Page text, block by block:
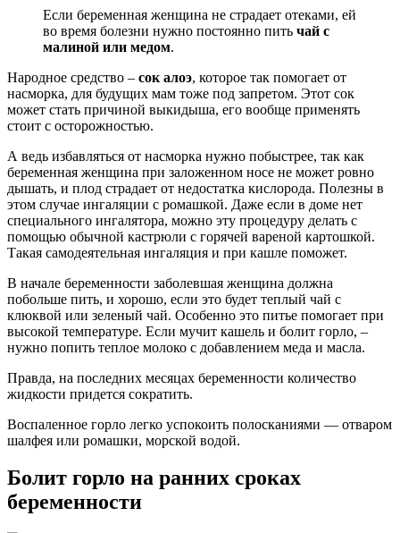
Если беременная женщина не страдает отеками, ей
во время болезни нужно постоянно пить чай с
малиной или медом.
Народное средство – сок алоэ, которое так помогает от
насморка, для будущих мам тоже под запретом. Этот сок
может стать причиной выкидыша, его вообще применять
стоит с осторожностью.
А ведь избавляться от насморка нужно побыстрее, так как
беременная женщина при заложенном носе не может ровно
дышать, и плод страдает от недостатка кислорода. Полезны в
этом случае ингаляции с ромашкой. Даже если в доме нет
специального ингалятора, можно эту процедуру делать с
помощью обычной кастрюли с горячей вареной картошкой.
Такая самодеятельная ингаляция и при кашле поможет.
В начале беременности заболевшая женщина должна
побольше пить, и хорошо, если это будет теплый чай с
клюквой или зеленый чай. Особенно это питье помогает при
высокой температуре. Если мучит кашель и болит горло, –
нужно попить теплое молоко с добавлением меда и масла.
Правда, на последних месяцах беременности количество
жидкости придется сократить.
Воспаленное горло легко успокоить полосканиями — отваром
шалфея или ромашки, морской водой.
Болит горло на ранних сроках
беременности